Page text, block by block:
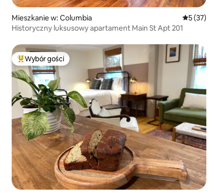
Mieszkanie w: Columbia Średnia
5 (37)
Historyczny luksusowy apartament Main St Apt 201
Najpopularniejsze z kategorii Wybór gości
Wybór gości